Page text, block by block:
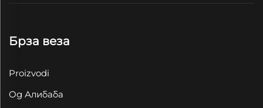
Брза веза
Proizvodi
Од Алибаба